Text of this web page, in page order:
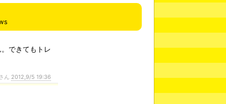
できてもトレ
ん 2012,9/5 19:36